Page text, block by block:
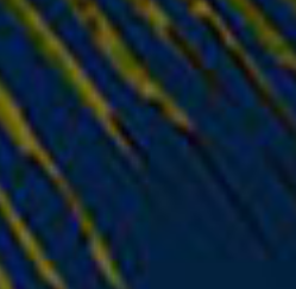
CONNECTORS / ADAPTERS
HP G62 DVD
CONNECTOR
€39.70
€23.60
Παράδοση σε 1–3
ημέρες